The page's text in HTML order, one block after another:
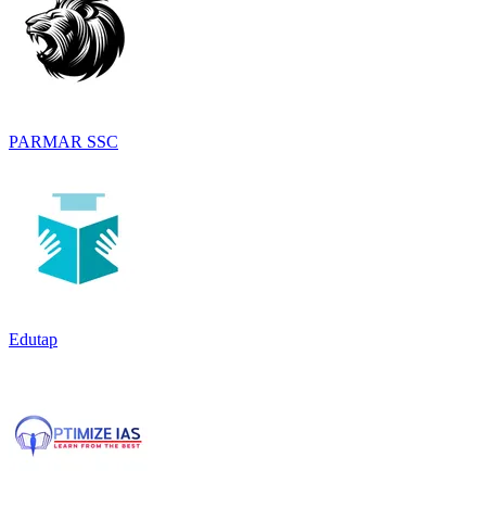
PARMAR SSC
Edutap